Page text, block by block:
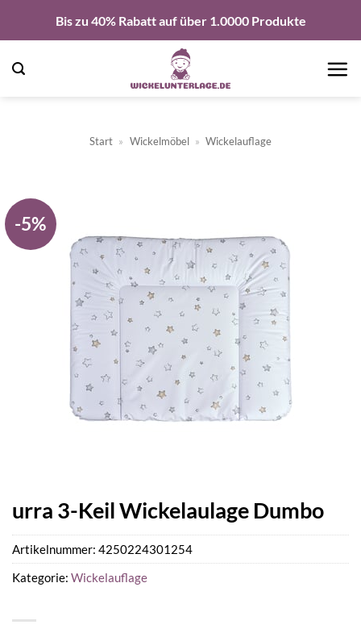
springen
Bis zu 40% Rabatt auf über 1.0000 Produkte
Start » Wickelmöbel » Wickelauflage
-5%
urra 3-Keil Wickelaulage Dumbo
Artikelnummer: 4250224301254
Kategorie: Wickelauflage